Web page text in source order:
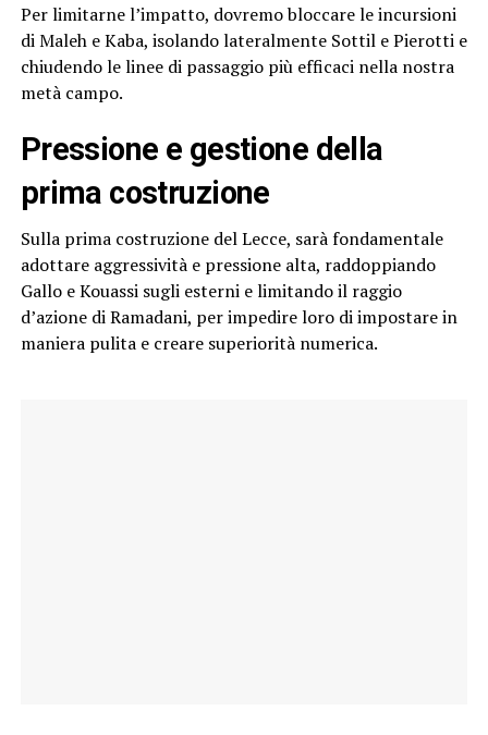
Per limitarne l’impatto, dovremo bloccare le incursioni
di Maleh e Kaba, isolando lateralmente Sottil e Pierotti e
chiudendo le linee di passaggio più efficaci nella nostra
metà campo.
Pressione e gestione della
prima costruzione
Sulla prima costruzione del Lecce, sarà fondamentale
adottare aggressività e pressione alta, raddoppiando
Gallo e Kouassi sugli esterni e limitando il raggio
d’azione di Ramadani, per impedire loro di impostare in
maniera pulita e creare superiorità numerica.